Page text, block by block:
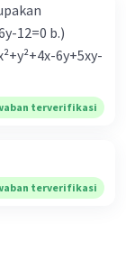
6y+5xy-
terverifikasi
terverifikasi